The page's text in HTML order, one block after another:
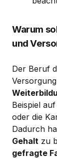
Warum
und
Der Beruf
Beispiel
oder die
Dadurch
Gehalt zu
gefragte